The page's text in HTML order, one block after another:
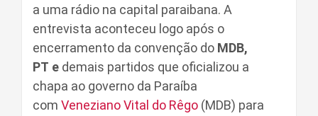
a uma rádio na capital paraibana. A
entrevista aconteceu logo após o
encerramento da convenção do MDB,
PT e demais partidos que oficializou a
chapa ao governo da Paraíba
com Veneziano Vital do Rêgo (MDB) para